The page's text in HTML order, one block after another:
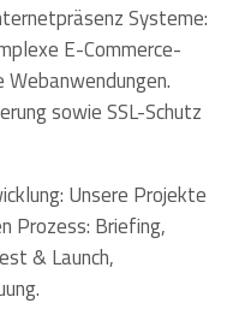
Systeme:
E-Commerce-
Webanwendungen.
sowie SSL-Schutz
Unsere Projekte
Prozess: Briefing,
& Launch,